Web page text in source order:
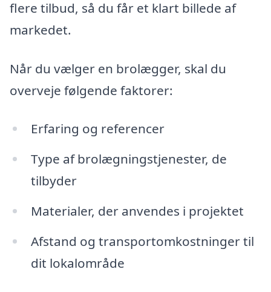
flere tilbud, så du får et klart billede af
markedet.
Når du vælger en brolægger, skal du
overveje følgende faktorer:
Erfaring og referencer
Type af brolægningstjenester, de
tilbyder
Materialer, der anvendes i projektet
Afstand og transportomkostninger til
dit lokalområde